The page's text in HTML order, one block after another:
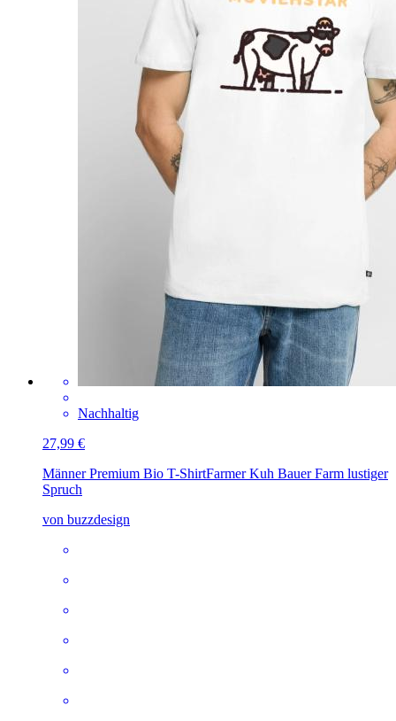
Nachhaltig
27,99 €
Männer Premium Bio T-ShirtFarmer Kuh Bauer Farm lustiger
Spruch
von buzzdesign